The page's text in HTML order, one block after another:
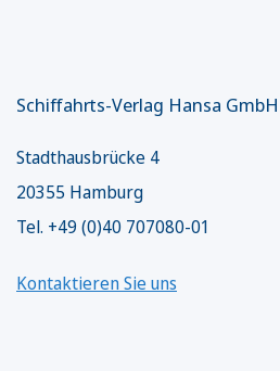
Schiffahrts-Verlag Hansa GmbH
Stadthausbrücke 4
20355 Hamburg
Tel. +49 (0)40 707080-01
Kontaktieren Sie uns